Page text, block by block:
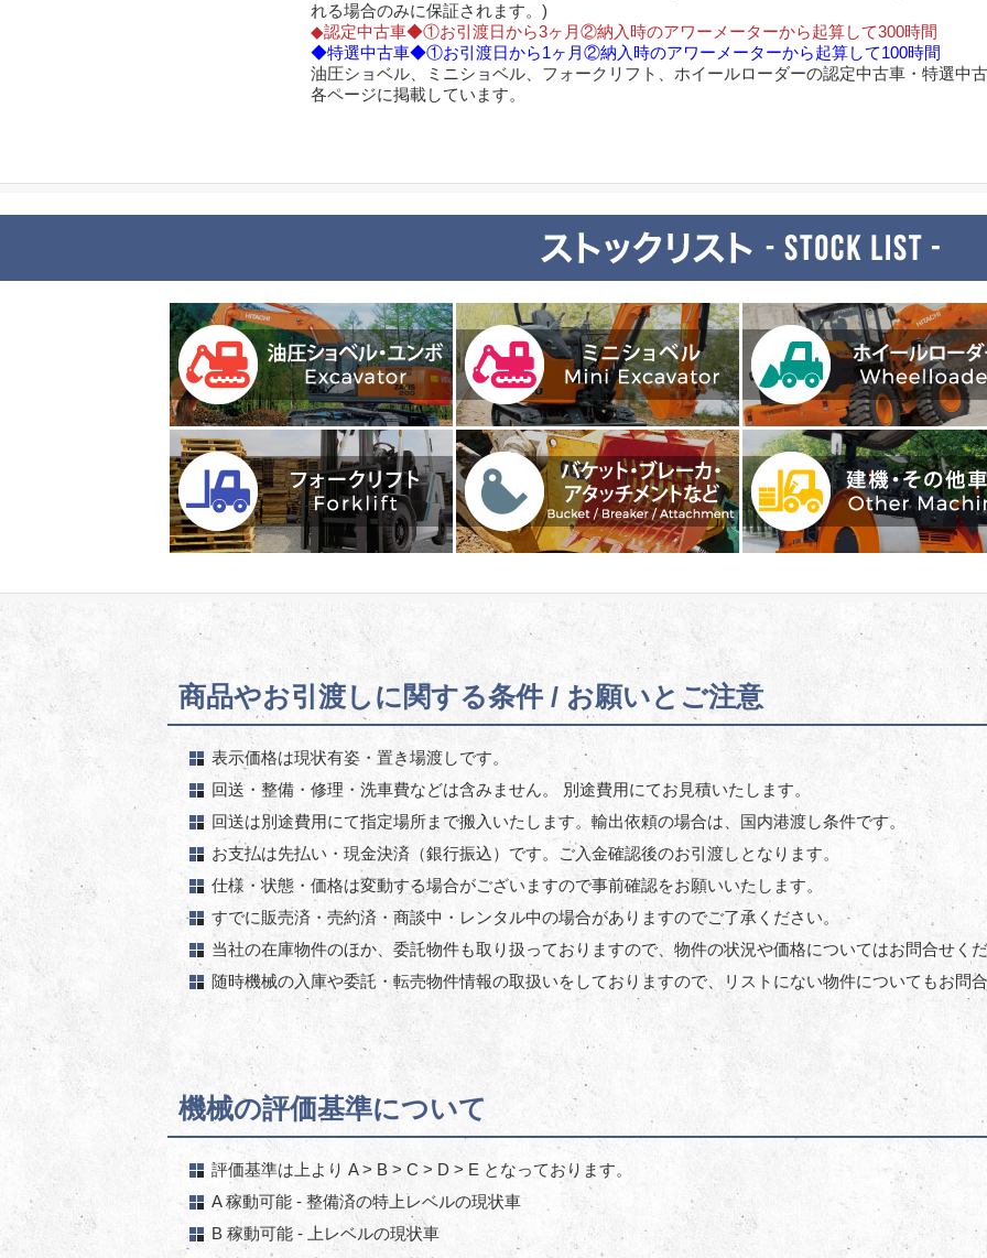
れる場合のみに保証されます。)
◆認定中古車◆①お引渡日から3ヶ月②納入時のアワーメーターから起算して300時間
◆特選中古車◆①お引渡日から1ヶ月②納入時のアワーメーターから起算して100時間
油圧ショベル、ミニショベル、フォークリフト、ホイールローダーの認定中古車・特選中
各ページに掲載しています。
商品やお引渡しに関する条件 / お願いとご注意
表示価格は現状有姿・置き場渡しです。
回送・整備・修理・洗車費などは含みません。 別途費用にてお見積いたします。
回送は別途費用にて指定場所まで搬入いたします。輸出依頼の場合は、国内港渡し条件です。
お支払は先払い・現金決済（銀行振込）です。ご入金確認後のお引渡しとなります。
仕様・状態・価格は変動する場合がございますので事前確認をお願いいたします。
すでに販売済・売約済・商談中・レンタル中の場合がありますのでご了承ください。
当社の在庫物件のほか、委託物件も取り扱っておりますので、物件の状況や価格についてはお問合せくだ
随時機械の入庫や委託・転売物件情報の取扱いをしておりますので、リストにない物件についてもお問合
機械の評価基準について
評価基準は上より A > B > C > D > E となっております。
A 稼動可能 - 整備済の特上レベルの現状車
B 稼動可能 - 上レベルの現状車